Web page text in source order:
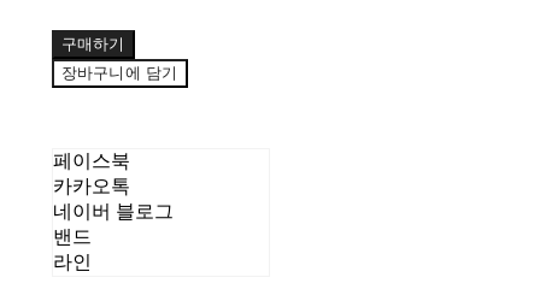
구매하기
장바구니에 담기
페이스북
카카오톡
네이버 블로그
밴드
라인